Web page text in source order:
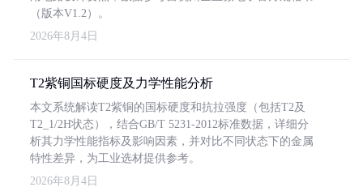
（版本V1.2）。
2026年8月4日
T2紫铜国标硬度及力学性能分析
本文系统解读T2紫铜的国标硬度和抗拉强度（包括T2及
T2_1/2H状态），结合GB/T 5231-2012标准数据，详细分
析其力学性能指标及影响因素，并对比不同状态下的金属
特性差异，为工业选材提供参考。
2026年8月4日